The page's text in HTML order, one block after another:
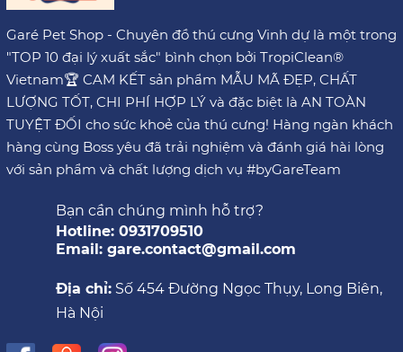
Garé Pet Shop - Chuyên đồ thú cưng Vinh dự là một trong
"TOP 10 đại lý xuất sắc" bình chọn bởi TropiClean®
Vietnam🏆 CAM KẾT sản phẩm MẪU MÃ ĐẸP, CHẤT
LƯỢNG TỐT, CHI PHÍ HỢP LÝ và đặc biệt là AN TOÀN
TUYỆT ĐỐI cho sức khoẻ của thú cưng! Hàng ngàn khách
hàng cùng Boss yêu đã trải nghiệm và đánh giá hài lòng
với sản phẩm và chất lượng dịch vụ #byGareTeam
Bạn cần chúng mình hỗ trợ?
Hotline: 0931709510
Email: gare.contact@gmail.com
Địa chỉ: Số 454 Đường Ngọc Thụy, Long Biên,
Hà Nội